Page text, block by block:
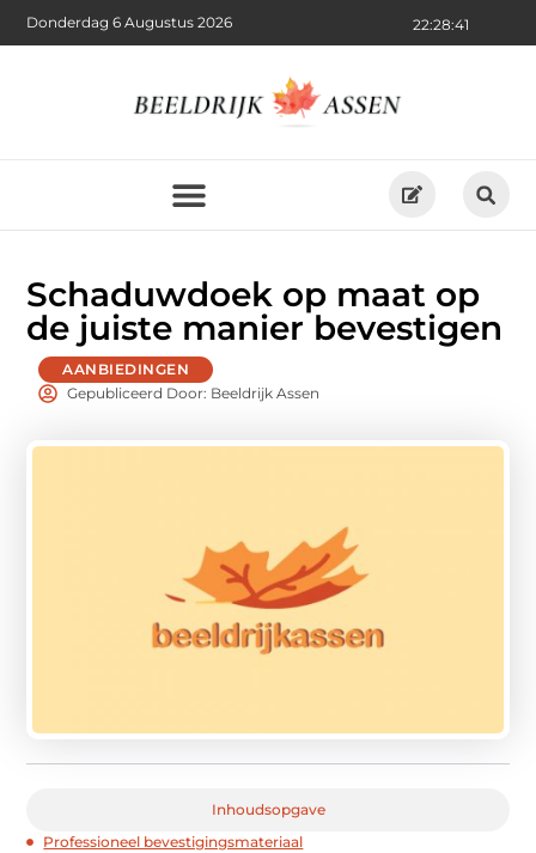
22:28:42
Donderdag 6 Augustus 2026
Schaduwdoek op maat op
de juiste manier bevestigen
AANBIEDINGEN
Gepubliceerd Door: Beeldrijk Assen
Inhoudsopgave
Professioneel bevestigingsmateriaal